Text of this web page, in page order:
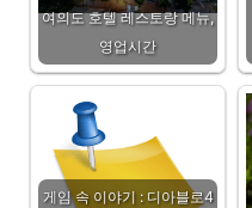
여의도 호텔 레스토랑 메뉴,
영업시간
게임 속 이야기 : 디아블로4